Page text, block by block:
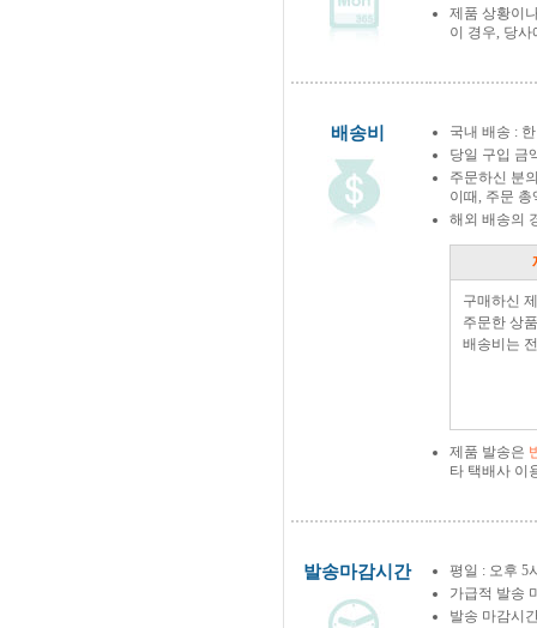
제품 상황이
이 경우, 당
배송비
국내 배송 :
당일 구입 금
주문하신 분
이때, 주문
해외 배송의
구매하신
주문한 상
배송비는
제품 발송은
타 택배사 이
발송마감시간
평일 : 오후 5
가급적 발송
발송 마감시